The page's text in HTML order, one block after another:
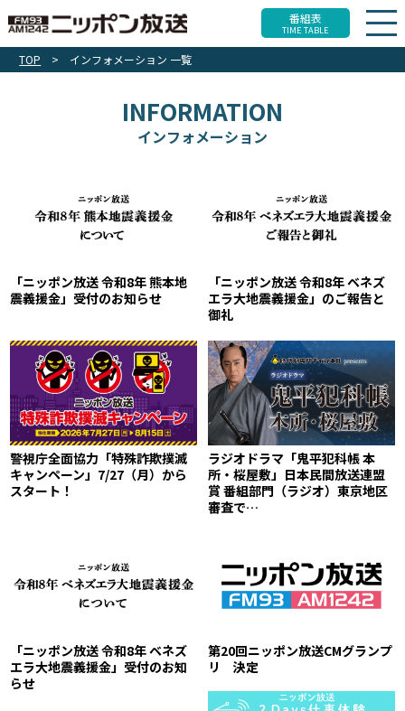
番組表
TIME TABLE
TOP > インフォメーション 一覧
INFORMATION
インフォメーション
「ニッポン放送 令和8年 熊本地
震義援金」受付のお知らせ
「ニッポン放送 令和8年 ベネズ
エラ大地震義援金」のご報告と
御礼
警視庁全面協力「特殊詐欺撲滅
キャンペーン」7/27（月）から
スタート！
ラジオドラマ「鬼平犯科帳 本
所・桜屋敷」日本民間放送連盟
賞 番組部門（ラジオ）東京地区
審査で…
「ニッポン放送 令和8年 ベネズ
エラ大地震義援金」受付のお知
らせ
第20回ニッポン放送CMグランプ
リ 決定